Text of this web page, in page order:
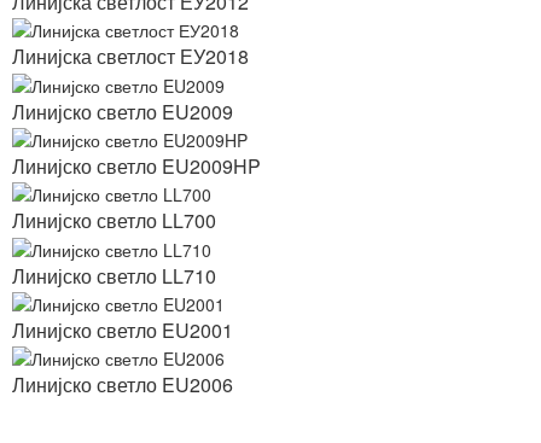
Линијска светлост ЕУ2018
Линијско светло EU2009
Линијско светло EU2009HP
Линијско светло LL700
Линијско светло LL710
Линијско светло EU2001
Линијско светло EU2006